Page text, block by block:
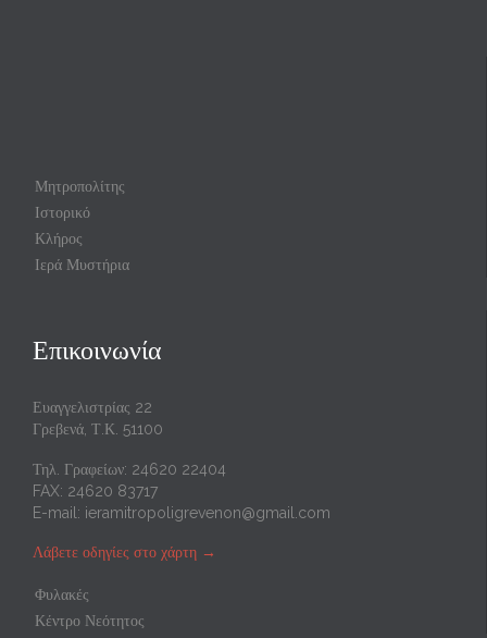
Μητροπολίτης
Ιστορικό
Κλήρος
Ιερά Μυστήρια
Επικοινωνία
Ευαγγελιστρίας 22
Γρεβενά, Τ.Κ. 51100
Τηλ. Γραφείων: 24620 22404
FAX: 24620 83717
E-mail: ieramitropoligrevenon@gmail.com
Λάβετε οδηγίες στο χάρτη →
Φυλακές
Κέντρο Νεότητος